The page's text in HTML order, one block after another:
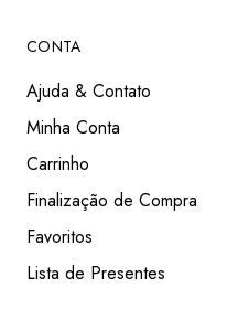
CONTA
Ajuda & Contato
Minha Conta
Carrinho
Finalização de Compra
Favoritos
Lista de Presentes